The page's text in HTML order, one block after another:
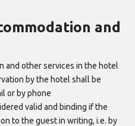
and
and other services in the hotel
by the hotel shall be
or by phone
valid and binding if the
to the guest in writing, i.e. by